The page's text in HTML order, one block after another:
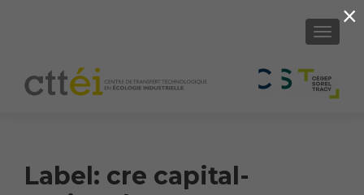
SHOW/
Label: cre capital-
×